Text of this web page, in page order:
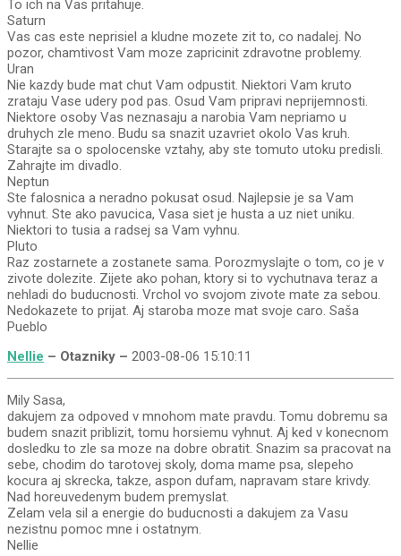
To ich na Vas pritahuje.
Saturn
Vas cas este neprisiel a kludne mozete zit to, co nadalej. No
pozor, chamtivost Vam moze zapricinit zdravotne problemy.
Uran
Nie kazdy bude mat chut Vam odpustit. Niektori Vam kruto
zrataju Vase udery pod pas. Osud Vam pripravi neprijemnosti.
Niektore osoby Vas neznasaju a narobia Vam nepriamo u
druhych zle meno. Budu sa snazit uzavriet okolo Vas kruh.
Starajte sa o spolocenske vztahy, aby ste tomuto utoku predisli.
Zahrajte im divadlo.
Neptun
Ste falosnica a neradno pokusat osud. Najlepsie je sa Vam
vyhnut. Ste ako pavucica, Vasa siet je husta a uz niet uniku.
Niektori to tusia a radsej sa Vam vyhnu.
Pluto
Raz zostarnete a zostanete sama. Porozmyslajte o tom, co je v
zivote dolezite. Zijete ako pohan, ktory si to vychutnava teraz a
nehladi do buducnosti. Vrchol vo svojom zivote mate za sebou.
Nedokazete to prijat. Aj staroba moze mat svoje caro. Saša
Pueblo
Nellie – Otazniky – 2003-08-06 15:10:11
Mily Sasa,
dakujem za odpoved v mnohom mate pravdu. Tomu dobremu sa
budem snazit priblizit, tomu horsiemu vyhnut. Aj ked v konecnom
dosledku to zle sa moze na dobre obratit. Snazim sa pracovat na
sebe, chodim do tarotovej skoly, doma mame psa, slepeho
kocura aj skrecka, takze, aspon dufam, napravam stare krivdy.
Nad horeuvedenym budem premyslat.
Zelam vela sil a energie do buducnosti a dakujem za Vasu
nezistnu pomoc mne i ostatnym.
Nellie